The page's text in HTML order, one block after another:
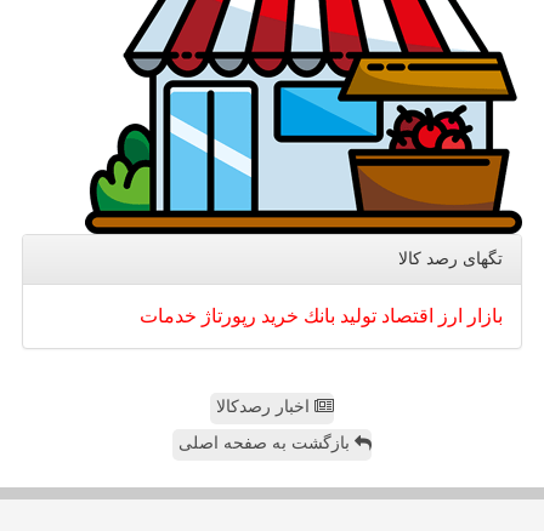
تگهای رصد كالا
بازار ارز اقتصاد تولید بانك خرید رپورتاژ خدمات
اخبار رصدکالا
بازگشت به صفحه اصلی